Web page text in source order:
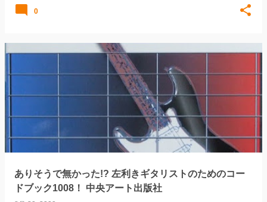
0
ありそうで無かった!? 左利きギタリストのためのコー
ドブック1008！ 中央アート出版社